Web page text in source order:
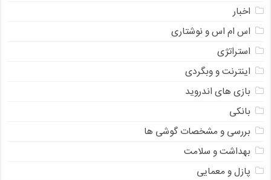
اخبار
اس ام اس و نوشتاری
استراتژی
اینترنت و وبگردی
بازی های اندروید
بانکی
بررسی و مشخصات گوشی ها
بهداشت و سلامت
پازل و معمایی